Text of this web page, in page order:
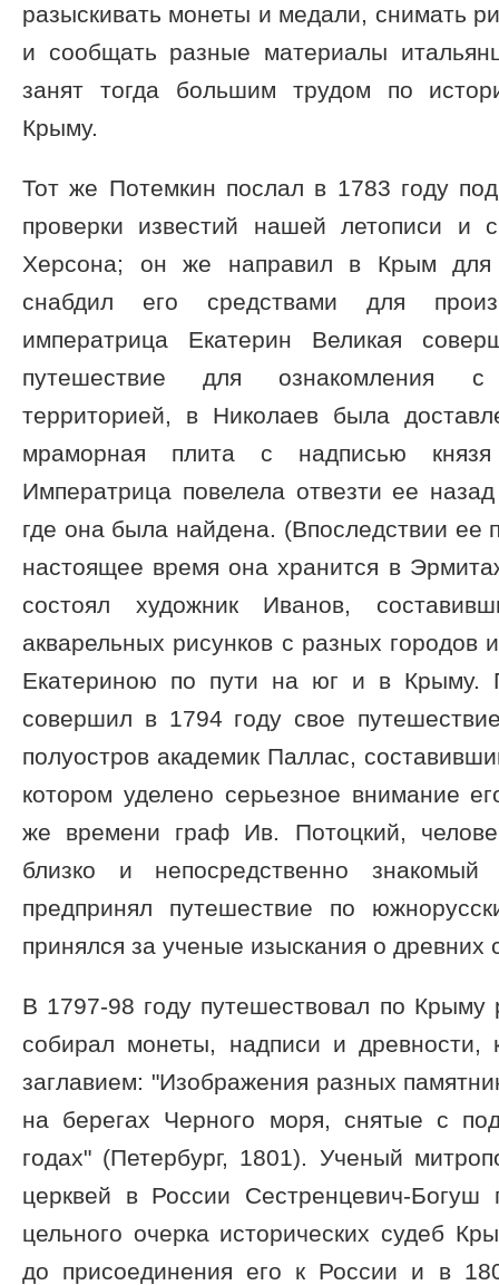
разыскивать монеты и медали, снимать
и сообщать разные материалы
занят тогда большим трудом по
Крыму.
Тот же Потемкин послал в 1783 году
проверки известий нашей летописи и
Херсона; он же направил в Крым для
снабдил его средствами для
императрица Екатерин Великая
путешествие для ознакомления с
территорией, в Николаев была
мраморная плита с надписью
Императрица повелела отвезти ее
где она была найдена. (Впоследствии ее
настоящее время она хранится в
состоял художник Иванов,
акварельных рисунков с разных городов
Екатериною по пути на юг и в Крыму.
совершил в 1794 году свое
полуостров академик Паллас,
котором уделено серьезное внимание
же времени граф Ив. Потоцкий,
близко и непосредственно
предпринял путешествие по
принялся за ученые изыскания о древних
В 1797-98 году путешествовал по Крыму
собирал монеты, надписи и древности,
заглавием: "Изображения разных
на берегах Черного моря, снятые с
годах" (Петербург, 1801). Ученый
церквей в России Сестренцевич-Богуш
цельного очерка исторических судеб
до присоединения его к России и в